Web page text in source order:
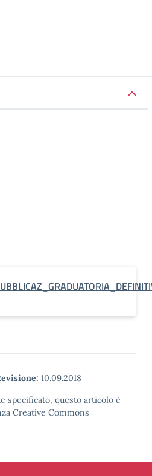
10.09.2018
specificato, questo articolo è
Creative Commons